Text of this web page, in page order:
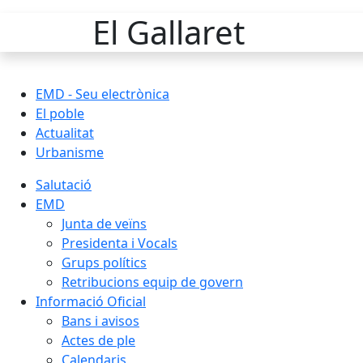
El Gallaret
EMD - Seu electrònica
El poble
Actualitat
Urbanisme
Salutació
EMD
Junta de veïns
Presidenta i Vocals
Grups polítics
Retribucions equip de govern
Informació Oficial
Bans i avisos
Actes de ple